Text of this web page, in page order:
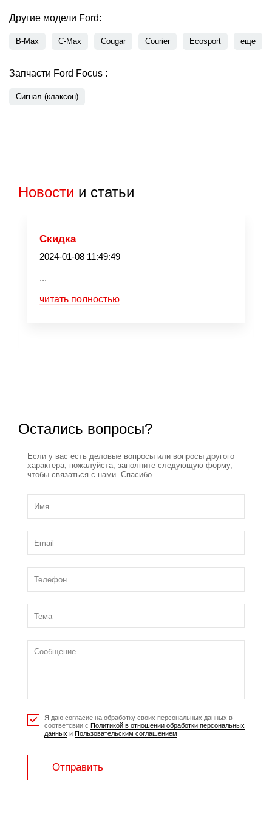
Другие модели Ford:
B-Max C-Max Cougar Courier Ecosport еще
Запчасти Ford Focus :
Сигнал (клаксон)
Новости и статьи
Скидка
2024-01-08 11:49:49
...
читать полностью
Остались вопросы?
Если у вас есть деловые вопросы или вопросы другого
характера, пожалуйста, заполните следующую форму,
чтобы связаться с нами. Спасибо.
Я даю согласие на обработку своих персональных данных в
соответсвии с Политикой в отношении обработки персональных
данных и Пользовательским соглашением
Отправить